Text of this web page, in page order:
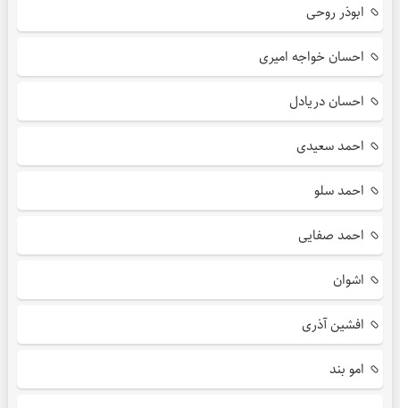
ابوذر روحی
احسان خواجه امیری
احسان دریادل
احمد سعیدی
احمد سلو
احمد صفایی
اشوان
افشین آذری
امو بند